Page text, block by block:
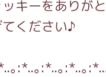
キーをありが
ください♪
｡:*..｡:*..｡:*..｡